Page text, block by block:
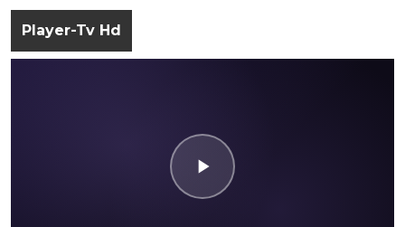
Player-Tv Hd